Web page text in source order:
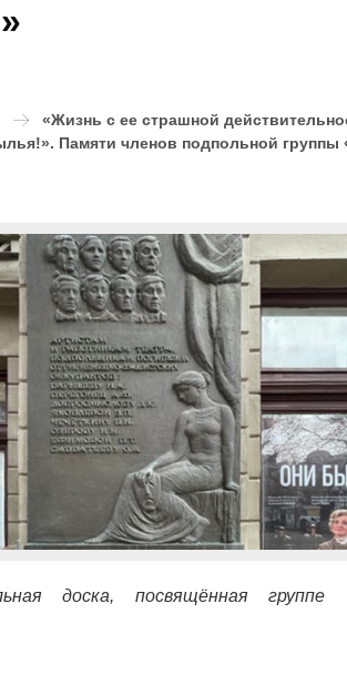
«Жизнь с ее страшной
Памяти членов подпольной группы
доска, посвящённая группе